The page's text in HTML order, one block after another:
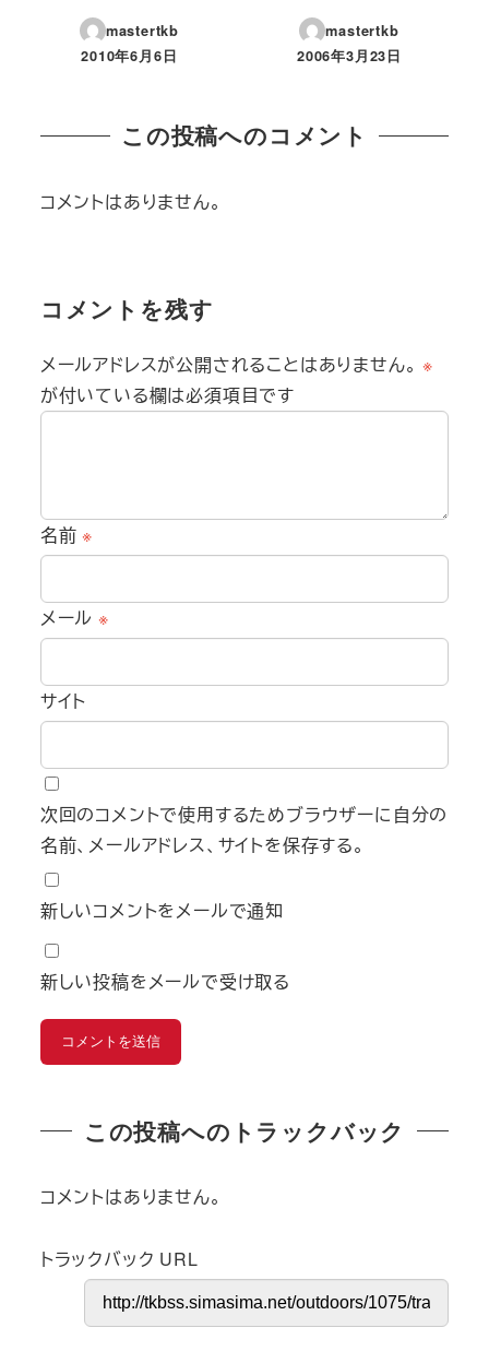
mastertkb
投稿日
2010年6月6日
mastertkb
投稿日
2006年3月23日
この投稿へのコメント
コメントはありません。
コメントを残す
メールアドレスが公開されることはありません。 ※
が付いている欄は必須項目です
名前※
メール ※
サイト
次回のコメントで使用するためブラウザーに自分の
名前、メールアドレス、サイトを保存する。
新しいコメントをメールで通知
新しい投稿をメールで受け取る
この投稿へのトラックバック
コメントはありません。
トラックバック URL